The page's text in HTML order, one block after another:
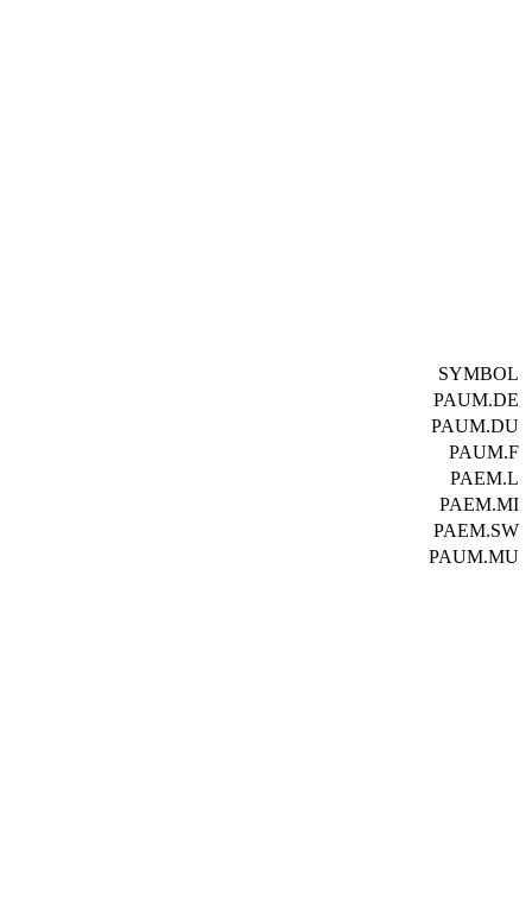
SYMBOL
PAUM.DE
PAUM.DU
PAUM.F
PAEM.L
PAEM.MI
PAEM.SW
PAUM.MU